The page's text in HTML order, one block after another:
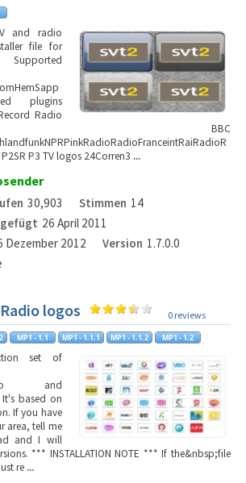
and radio
file for
plugins
Radio
BBC
P3 TV logos 24Corren3 ...
30,903 Stimmen 14
26 April 2011
Dezember 2012 Version 1.7.0.0
logos 0 reviews
set of
and
It's based on
If you have
area, tell me
and I will
*** INSTALLATION NOTE *** If the&nbsp;file
re ...